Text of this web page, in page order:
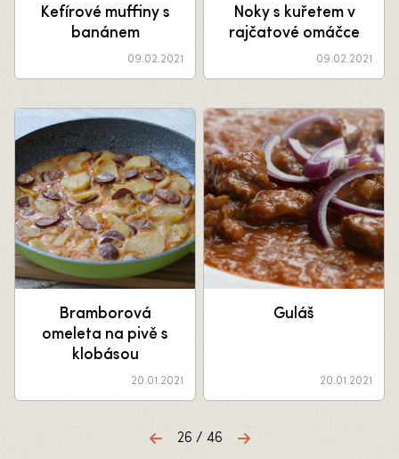
Kefírové muffiny s
banánem
09.02.2021
Noky s kuřetem v
rajčatové omáčce
09.02.2021
Bramborová
omeleta na pivě s
klobásou
20.01.2021
Guláš
20.01.2021
26 / 46